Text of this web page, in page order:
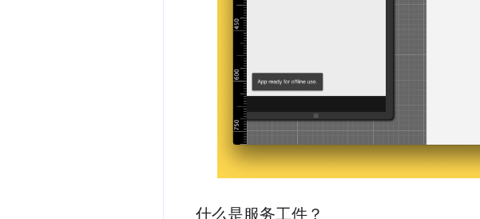
什么是服务工件？